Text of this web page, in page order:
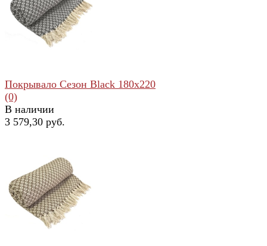
избранное сравнить
избранное сравнить
Покрывало Сезон Black 180x220
(0)
В наличии
3 579,30 руб.